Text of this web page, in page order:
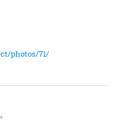
photos/71/